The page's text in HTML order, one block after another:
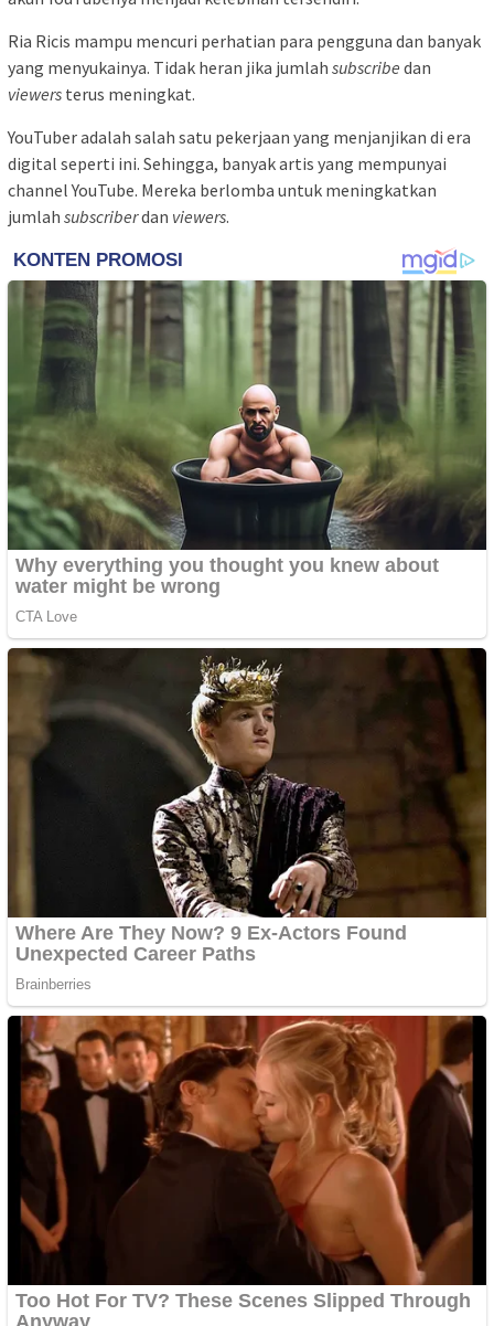
Ria Ricis mampu mencuri perhatian para pengguna dan banyak
yang menyukainya. Tidak heran jika jumlah subscribe dan
viewers terus meningkat.
YouTuber adalah salah satu pekerjaan yang menjanjikan di era
digital seperti ini. Sehingga, banyak artis yang mempunyai
channel YouTube. Mereka berlomba untuk meningkatkan
jumlah subscriberdan viewers.